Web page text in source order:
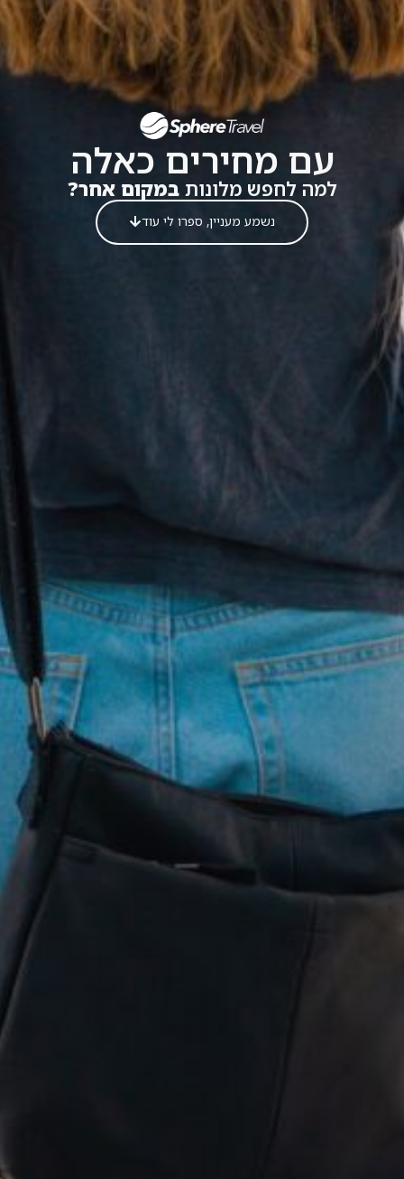
עם מחירים כאלה
למה לחפש מלונותבמקום אחר?
נשמע מעניין, ספרו לי עוד